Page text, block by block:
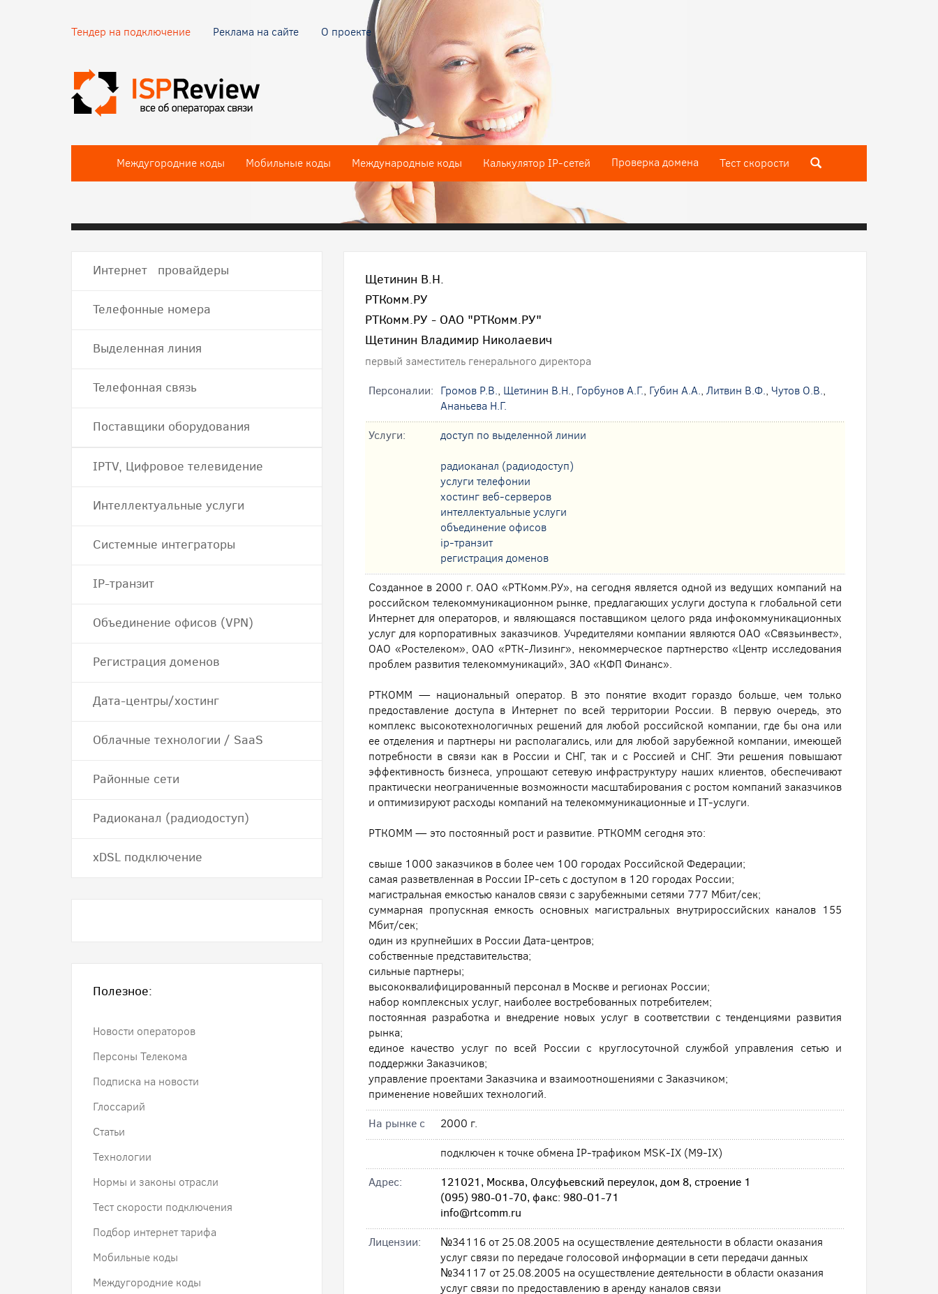
Тендер на подключение Реклама на сайте О проекте
Междугородние коды Мобильные коды Международные коды Калькулятор IP-сетей Проверка домена Тест скороcти
Щетинин В.Н.
РТКомм.РУ
РТКомм.РУ - ОАО "РТКомм.РУ"
Щетинин Владимир Николаевич
первый заместитель генерального директора
Персоналии: Громов Р.В., Щетинин В.Н., Горбунов А.Г., Губин А.А., Литвин В.Ф., Чутов О.В.,
Ананьева Н.Г.
Услуги:
доступ по выделенной линии
радиоканал (радиодоступ)
услуги телефонии
хостинг веб-серверов
интеллектуальные услуги
oбъединение офисов
ip-транзит
регистрация доменов
Созданное в 2000 г. ОАО «РТКомм.РУ», на сегодня является одной из ведущих компаний на
российском телекоммуникационном рынке, предлагающих услуги доступа к глобальной сети
Интернет для операторов, и являющаяся поставщиком целого ряда инфокоммуникационных
услуг для корпоративных заказчиков. Учредителями компании являются ОАО «Связьинвест»,
ОАО «Ростелеком», ОАО «РТК-Лизинг», некоммерческое партнерство «Центр исследования
проблем развития телекоммуникаций», ЗАО «КФП Финанс».
РТКОММ — национальный оператор. В это понятие входит гораздо больше, чем только
предоставление доступа в Интернет по всей территории России. В первую очередь, это
комплекс высокотехнологичных решений для любой российской компании, где бы она или
ее отделения и партнеры ни располагались, или для любой зарубежной компании, имеющей
потребности в связи как в России и СНГ, так и с Россией и СНГ. Эти решения повышают
эффективность бизнеса, упрощают сетевую инфраструктуру наших клиентов, обеспечивают
практически неограниченные возможности масштабирования с ростом компаний заказчиков
и оптимизируют расходы компаний на телекоммуникационные и IT-услуги.
РТКОММ — это постоянный рост и развитие. РТКОММ сегодня это:
свыше 1000 заказчиков в более чем 100 городах Российской Федерации;
самая разветвленная в России IP-сеть с доступом в 120 городах России;
магистральная емкостью каналов связи с зарубежными сетями 777 Мбит/сек;
суммарная пропускная емкость основных магистральных внутрироссийских каналов 155
Мбит/сек;
один из крупнейших в России Дата-центров;
собственные представительства;
сильные партнеры;
высококвалифицированный персонал в Москве и регионах России;
набор комплексных услуг, наиболее востребованных потребителем;
постоянная разработка и внедрение новых услуг в соответствии с тенденциями развития
рынка;
единое качество услуг по всей России с круглосуточной службой управления сетью и
поддержки Заказчиков;
управление проектами Заказчика и взаимоотношениями с Заказчиком;
применение новейших технологий.
На рынке с
2000 г.
подключен к точке обмена IP-трафиком MSK-IX (M9-IX)
Адрес:
121021, Москва, Олсуфьевский переулок, дом 8, строение 1
(095) 980-01-70, факс: 980-01-71
info@rtcomm.ru
Лицензии:
№34116 от 25.08.2005 на осуществление деятельности в области оказания
услуг связи по передаче голосовой информации в сети передачи данных
№34117 от 25.08.2005 на осуществление деятельности в области оказания
услуг связи по предоставлению в аренду каналов связи
Интернет провайдеры
Телефонные номера
Выделенная линия
Телефонная связь
Поставщики оборудования
IPTV, Цифровое телевидение
Интеллектуальные услуги
Системные интеграторы
IP-транзит
Объединение офисов (VPN)
Регистрация доменов
Дата-центры/хостинг
Облачные технологии / SaaS
Районные сети
Радиоканал (радиодоступ)
хDSL подключение
Полезное:
Новости операторов
Персоны Телекома
Подписка на новости
Глоссарий
Статьи
Технологии
Нормы и законы отрасли
Тест скорости подключения
Подбор интернет тарифа
Мобильные коды
Междугородние коды